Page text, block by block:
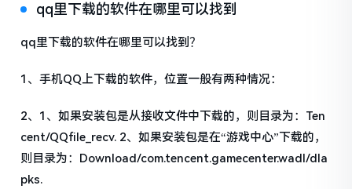
qq里下载的软件在哪里可以找到
qq里下载的软件在哪里可以找到？
1、手机QQ上下载的软件，位置一般有两种情况：
2、1、如果安装包是从接收文件中下载的，则目录为：Ten
cent/QQfile_recv. 2、如果安装包是在“游戏中心”下载的，
则目录为：Download/com.tencent.gamecenter.wadl/dla
pks.